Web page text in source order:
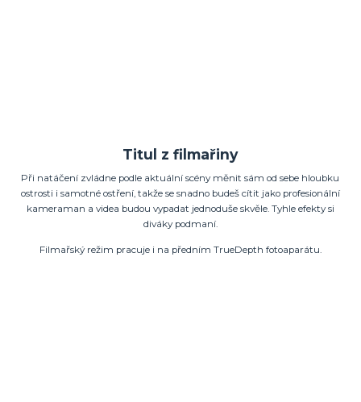
Titul z filmařiny
Při natáčení zvládne podle aktuální scény měnit sám od sebe hloubku
ostrosti i samotné ostření, takže se snadno budeš cítit jako profesionální
kameraman a videa budou vypadat jednoduše skvěle. Tyhle efekty si
diváky podmaní.
Filmařský režim pracuje i na předním TrueDepth fotoaparátu.